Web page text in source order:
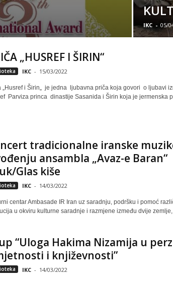
IKC - 05/
„HUSREF I ŠIRIN“
IKC - 15/03/2022
„Husref i Širin„ je jedna ljubavna priča koja govori o ljubavi
Parviza princa dinastije Sasanida i Širin koja je jermenska
tradicionalne iranske
ansambla „Avaz-e Baran“
Glas kiše
IKC - 14/03/2022
centar Ambasade IR Iran uz saradnju, podršku i pomoć
u okviru kulturne saradnje i razmjene između dvije zemlje,
“Uloga Hakima Nizamija u
i književnosti”
IKC - 14/03/2022